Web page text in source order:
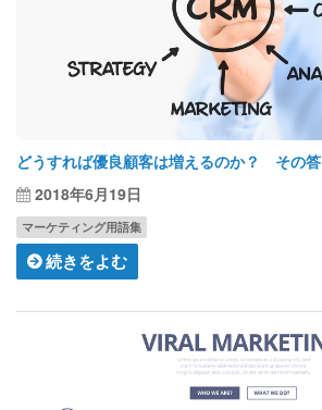
どうすれば優良顧客は増えるのか？ その
2018年6月19日
マーケティング用語集
続きをよむ